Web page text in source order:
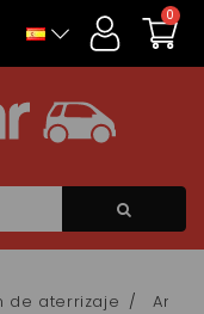
0
de aterrizaje